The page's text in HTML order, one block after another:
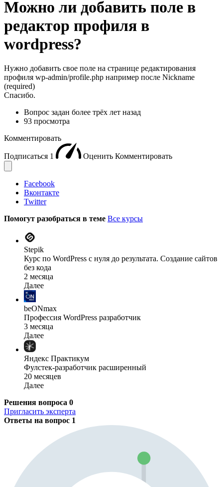
Можно ли добавить поле в
редактор профиля в
wordpress?
Нужно добавить свое поле на странице редактирования
профиля wp-admin/profile.php например после Nickname
(required)
Спасибо.
Вопрос задан более трёх лет назад
93 просмотра
Комментировать
Подписаться 1 Оценить Комментировать
Facebook
Вконтакте
Twitter
Помогут разобраться в теме Все курсы
Stepik
Курс по WordPress с нуля до результата. Создание сайтов
без кода
2 месяца
Далее
beONmax
Профессия WordPress разработчик
3 месяца
Далее
Яндекс Практикум
Фулстек-разработчик расширенный
20 месяцев
Далее
Решения вопроса 0
Пригласить эксперта
Ответы на вопрос 1